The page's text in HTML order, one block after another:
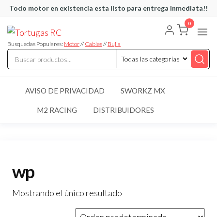
Saltar
contenido
Todo motor en existencia esta listo para entrega inmediata!!
RC
articulos
de RC
Busquedas Populares: Motor//Cables//Bujia
0
AVISO DE PRIVACIDAD SWORKZ MX
M2 RACING DISTRIBUIDORES
wp
Mostrando el único resultado